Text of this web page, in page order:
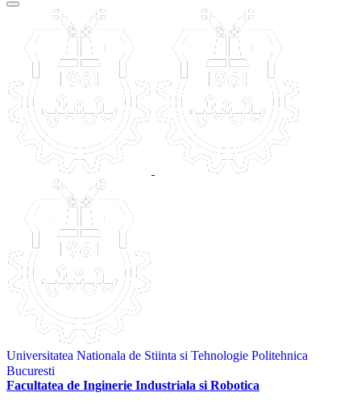
Universitatea Nationala de Stiinta si Tehnologie Politehnica
Bucuresti
Facultatea de Inginerie Industriala si Robotica